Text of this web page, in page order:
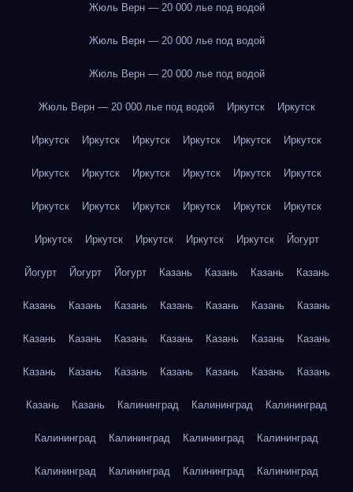
Жюль Верн — 20 000 лье под водой
Жюль Верн — 20 000 лье под водой
Жюль Верн — 20 000 лье под водой
Жюль Верн — 20 000 лье под водой Иркутск Иркутск
Иркутск Иркутск Иркутск Иркутск Иркутск Иркутск
Иркутск Иркутск Иркутск Иркутск Иркутск Иркутск
Иркутск Иркутск Иркутск Иркутск Иркутск Иркутск
Иркутск Иркутск Иркутск Иркутск Иркутск Йогурт
Йогурт Йогурт Йогурт Казань Казань Казань Казань
Казань Казань Казань Казань Казань Казань Казань
Казань Казань Казань Казань Казань Казань Казань
Казань Казань Казань Казань Казань Казань Казань
Казань Казань Калининград Калининград Калининград
Калининград Калининград Калининград Калининград
Калининград Калининград Калининград Калининград